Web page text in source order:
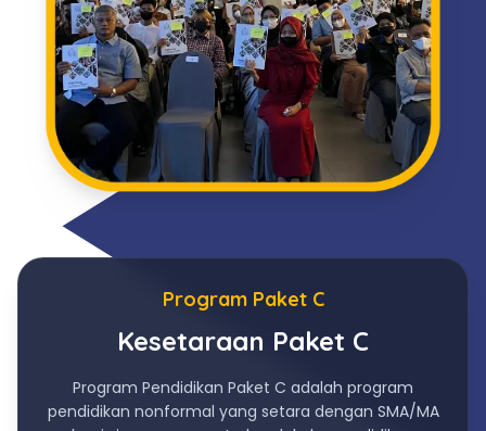
Program Paket C
Kesetaraan Paket C
Program Pendidikan Paket C adalah program
pendidikan nonformal yang setara dengan SMA/MA